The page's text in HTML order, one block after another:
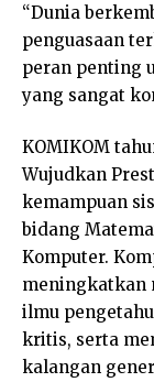
“Dunia
penguasaan
peran penting
yang sangat
KOMIKOM
Wujudkan
kemampuan
bidang
Komputer.
meningkatkan
ilmu
kritis, serta
kalangan